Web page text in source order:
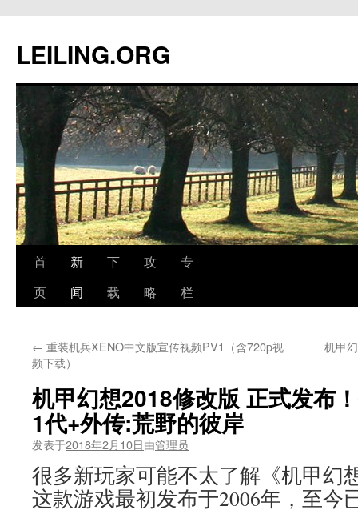
文
LEILING.ORG
首
页
新
闻
下
载
攻
略
专
栏
← 重装机兵XENO中文版宣传视频PV1（含720p视
频下载）
机甲
机甲幻想2018修改版 正式发布
1代+外传:荒野的彼岸
发表于2018年2月10日由管理员
很多新玩家可能不太了解《机甲幻
这款游戏最初发布于2006年，至今